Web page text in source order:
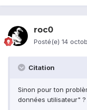
roc0
Posté(e) 14
Citation
Sinon pour ton
données utilisateur" ?